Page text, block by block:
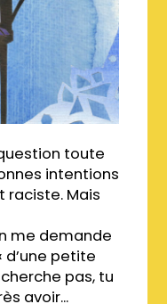
toute
intentions
Mais
me demande
d’une petite
pas, tu
avoir...